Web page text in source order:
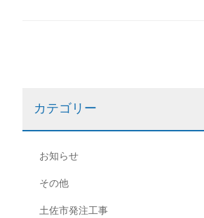
シ
ン
カテゴリー
お知らせ
その他
土佐市発注工事